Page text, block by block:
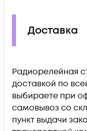
Доставка
Радиорелейная
доставкой по
выбираете при
самовывоз со
пункт выдачи